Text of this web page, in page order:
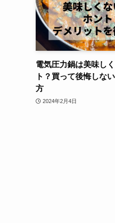
電気圧力鍋は美味し
ト？買って後悔しな
方
2024年2月4日